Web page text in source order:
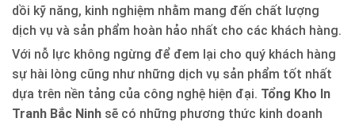
dồi kỹ năng, kinh nghiệm nhằm mang đến chất lượng
dịch vụ và sản phẩm hoàn hảo nhất cho các khách hàng.
Với nỗ lực không ngừng để đem lại cho quý khách hàng
sự hài lòng cũng như những dịch vụ sản phẩm tốt nhất
dựa trên nền tảng của công nghệ hiện đại. Tổng Kho In
Tranh Bắc Ninh sẽ có những phương thức kinh doanh